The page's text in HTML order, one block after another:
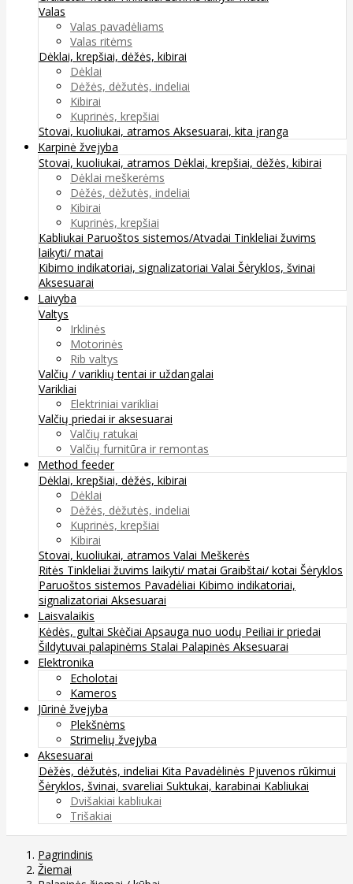
Valas
Valas pavadėliams
Valas ritėms
Dėklai, krepšiai, dėžės, kibirai
Dėklai
Dėžės, dėžutės, indeliai
Kibirai
Kuprinės, krepšiai
Stovai, kuoliukai, atramos Aksesuarai, kita įranga
Karpinė žvejyba
Stovai, kuoliukai, atramos Dėklai, krepšiai, dėžės, kibirai
Dėklai meškerėms
Dėžės, dėžutės, indeliai
Kibirai
Kuprinės, krepšiai
Kabliukai Paruoštos sistemos/Atvadai Tinkleliai žuvims
laikyti/ matai
Kibimo indikatoriai, signalizatoriai Valai Šėryklos, švinai
Aksesuarai
Laivyba
Valtys
Irklinės
Motorinės
Rib valtys
Valčių / variklių tentai ir uždangalai
Varikliai
Elektriniai varikliai
Valčių priedai ir aksesuarai
Valčių ratukai
Valčių furnitūra ir remontas
Method feeder
Dėklai, krepšiai, dėžės, kibirai
Dėklai
Dėžės, dėžutės, indeliai
Kuprinės, krepšiai
Kibirai
Stovai, kuoliukai, atramos Valai Meškerės
Ritės Tinkleliai žuvims laikyti/ matai Graibštai/ kotai Šėryklos
Paruoštos sistemos Pavadėliai Kibimo indikatoriai,
signalizatoriai Aksesuarai
Laisvalaikis
Kėdės, gultai Skėčiai Apsauga nuo uodų Peiliai ir priedai
Šildytuvai palapinėms Stalai Palapinės Aksesuarai
Elektronika
Echolotai
Kameros
Jūrinė žvejyba
Plekšnėms
Strimelių žvejyba
Aksesuarai
Dėžės, dėžutės, indeliai Kita Pavadėlinės Pjuvenos rūkimui
Šėryklos, švinai, svareliai Suktukai, karabinai Kabliukai
Dvišakiai kabliukai
Trišakiai
Pagrindinis
Žiemai